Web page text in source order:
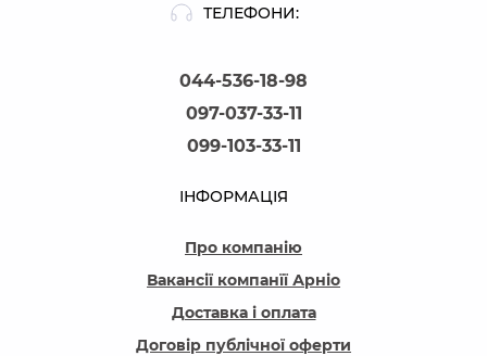
ТЕЛЕФОНИ:
044-536-18-98
097-037-33-11
099-103-33-11
ІНФОРМАЦІЯ
Про компанію
Вакансії компанїї Арніо
Доставка і оплата
Договір публічної оферти